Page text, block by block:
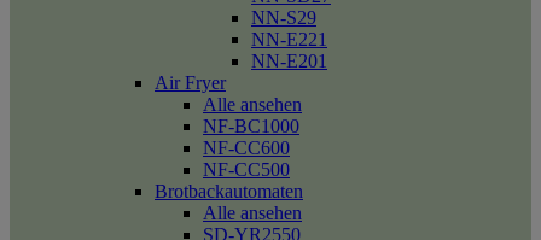
NN-S29
NN-E221
NN-E201
Air Fryer
Alle ansehen
NF-BC1000
NF-CC600
NF-CC500
Brotbackautomaten
Alle ansehen
SD-YR2550